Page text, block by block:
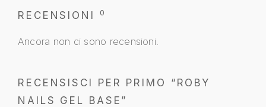
RECENSIONI 0
Ancora non ci sono recensioni.
RECENSISCI PER PRIMO “ROBY
NAILS GEL BASE”